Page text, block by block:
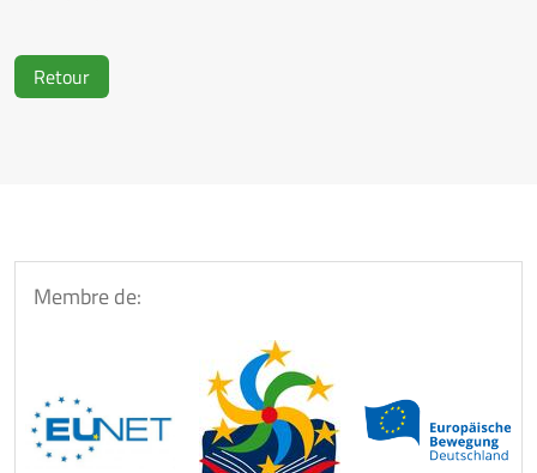
Retour
Membre de: